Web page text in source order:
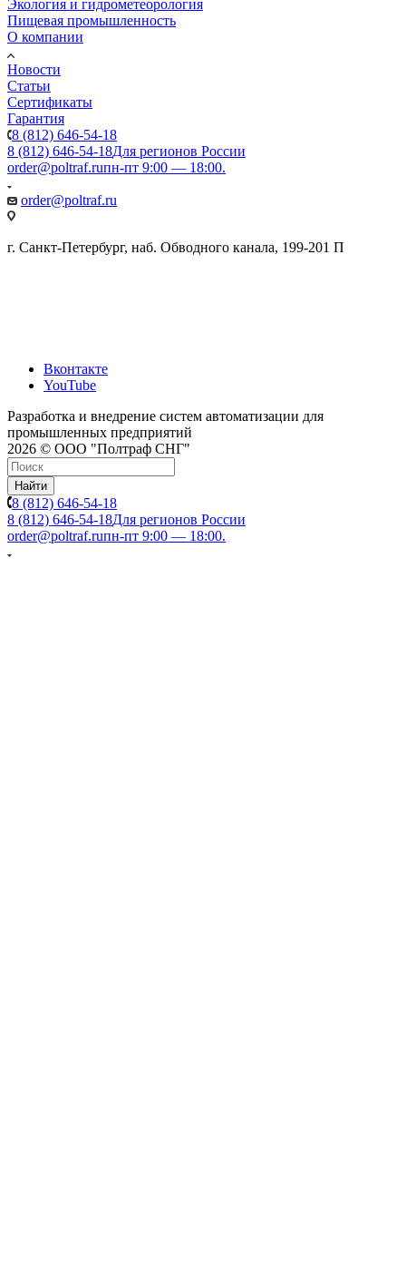
Экология и гидрометеорология
Пищевая промышленность
О компании
Новости
Статьи
Сертификаты
Гарантия
8 (812) 646-54-18
8 (812) 646-54-18Для регионов России
order@poltraf.ruпн-пт 9:00 — 18:00.
order@poltraf.ru
г. Санкт-Петербург, наб. Обводного канала, 199-201 П
Вконтакте
YouTube
Разработка и внедрение систем автоматизации для
промышленных предприятий
2026 © ООО "Полтраф СНГ"
Найти
8 (812) 646-54-18
8 (812) 646-54-18Для регионов России
order@poltraf.ruпн-пт 9:00 — 18:00.